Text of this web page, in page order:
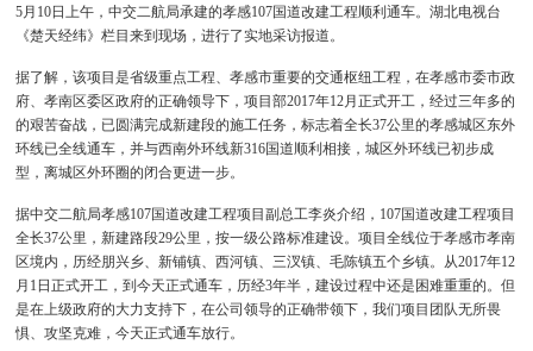
5月10日上午，中交二航局承建的孝感107国道改建工程顺利通车。湖北电视台
《楚天经纬》栏目来到现场，进行了实地采访报道。
据了解，该项目是省级重点工程、孝感市重要的交通枢纽工程，在孝感市委市政
府、孝南区委区政府的正确领导下，项目部2017年12月正式开工，经过三年多的
的艰苦奋战，已圆满完成新建段的施工任务，标志着全长37公里的孝感城区东外
环线已全线通车，并与西南外环线新316国道顺利相接，城区外环线已初步成
型，离城区外环圈的闭合更进一步。
据中交二航局孝感107国道改建工程项目副总工李炎介绍，107国道改建工程项目
全长37公里，新建路段29公里，按一级公路标准建设。项目全线位于孝感市孝南
区境内，历经朋兴乡、新铺镇、西河镇、三汊镇、毛陈镇五个乡镇。从2017年12
月1日正式开工，到今天正式通车，历经3年半，建设过程中还是困难重重的。但
是在上级政府的大力支持下，在公司领导的正确带领下，我们项目团队无所畏
惧、攻坚克难，今天正式通车放行。